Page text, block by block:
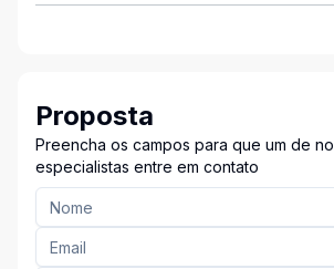
Proposta
Preencha os campos para que um de
especialistas entre em contato